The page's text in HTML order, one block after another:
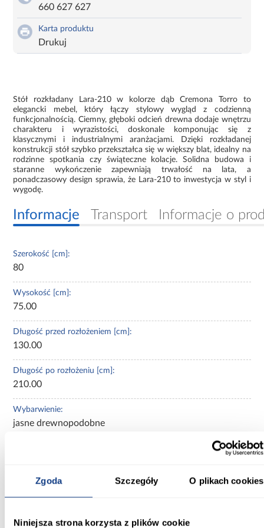
Zgoda Szczegóły O plikach cookies
Niniejsza strona korzysta z plików cookie
660 627 627
Karta produktu
Drukuj
Stół rozkładany Lara-210 w kolorze dąb Cremona Torro to
elegancki mebel, który łączy stylowy wygląd z codzienną
funkcjonalnością. Ciemny, głęboki odcień drewna dodaje wnętrzu
charakteru i wyrazistości, doskonale komponując się z
klasycznymi i industrialnymi aranżacjami. Dzięki rozkładanej
konstrukcji stół szybko przekształca się w większy blat, idealny na
rodzinne spotkania czy świąteczne kolacje. Solidna budowa i
staranne wykończenie zapewniają trwałość na lata, a
ponadczasowy design sprawia, że Lara-210 to inwestycja w styl i
wygodę.
Informacje Transport Informacje o
Szerokość [cm]:
80
Wysokość [cm]:
75.00
Długość przed rozłożeniem [cm]:
130.00
Długość po rozłożeniu [cm]:
210.00
Wybarwienie:
jasne drewnopodobne
Materiał wykonania:
płyta wiórowa laminowana
Materiał stelaża: